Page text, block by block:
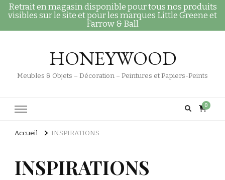
Retrait en magasin disponible pour tous nos produits
visibles sur le site et pour les marques Little Greene et
Farrow & Ball
HONEYWOOD
Meubles & Objets – Décoration – Peintures et Papiers-Peints
0
Accueil INSPIRATIONS
INSPIRATIONS